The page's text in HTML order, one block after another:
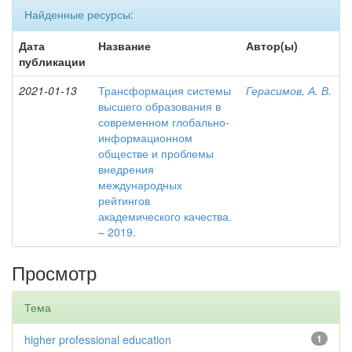
Найденные ресурсы:
Дата
публикации
Название Автор(ы)
2021-01-13
Трансформация системы
высшего образования в
современном глобально-
информационном
обществе и проблемы
внедрения
международных
рейтингов
академического качества.
– 2019.
Герасимов, А. В.
Просмотр
Тема
1
higher professional education